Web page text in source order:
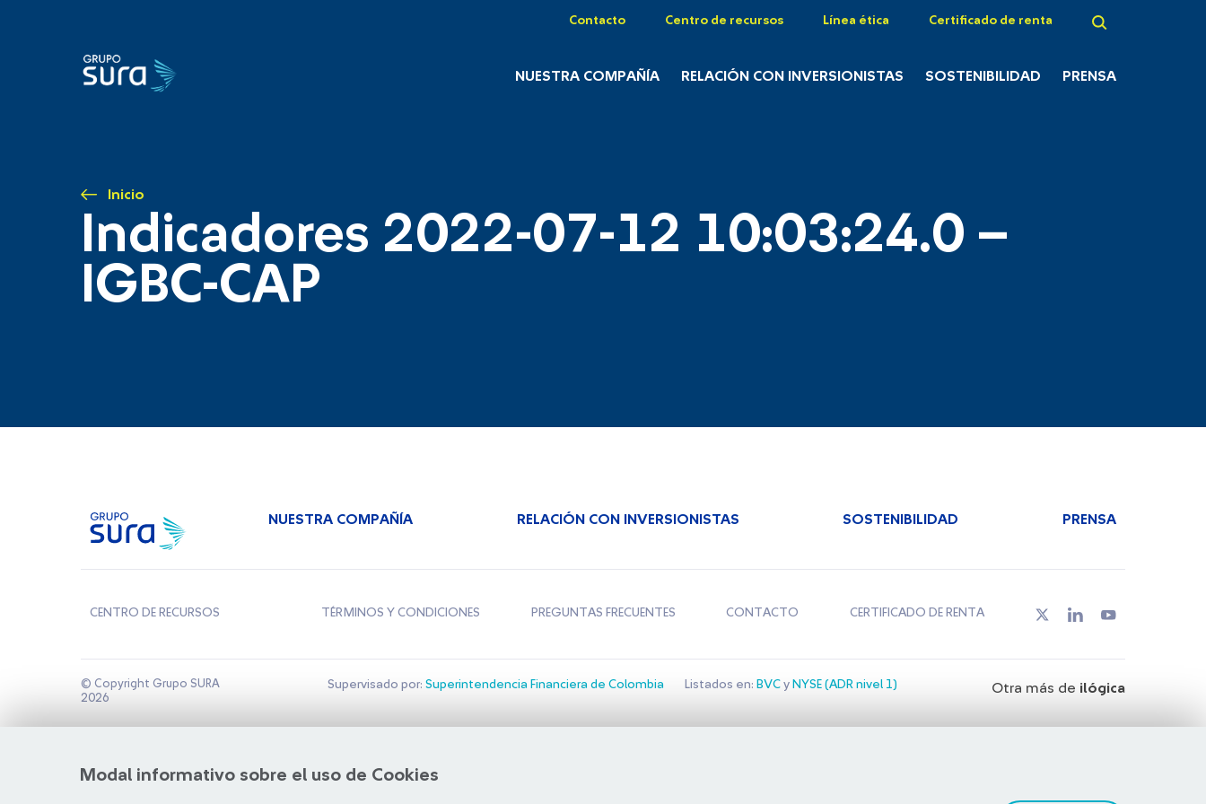
Contacto Centro de recursos Línea ética Certificado de renta
NUESTRA COMPAÑÍA RELACIÓN CON INVERSIONISTAS SOSTENIBILIDAD PRENSA
Inicio
Indicadores 2022-07-12 10:03:24.0 –
IGBC-CAP
Modal informativo sobre el uso de Cookies
NUESTRA COMPAÑÍA RELACIÓN CON INVERSIONISTAS SOSTENIBILIDAD PRENSA
CENTRO DE RECURSOS TÉRMINOS Y CONDICIONES PREGUNTAS FRECUENTES CONTACTO CERTIFICADO DE RENTA
© Copyright Grupo SURA
2026
Supervisado por: Superintendencia Financiera de Colombia Listados en: BVCy NYSE (ADR nivel 1) Otra más de ilógica